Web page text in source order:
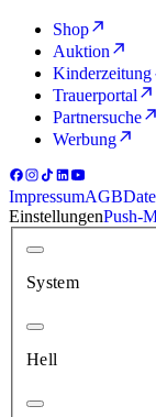
Shop
Auktion
Kinderzeitung
Trauerportal
Partnersuche
Werbung
ImpressumAGB
EinstellungenPush-
System
Hell